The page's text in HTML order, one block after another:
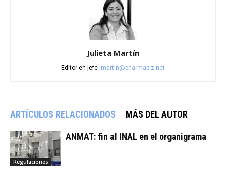
Julieta Martín
Editor en jefe jmartin@pharmabiz.net
ARTÍCULOS RELACIONADOS MÁS DEL AUTOR
Regulaciones
ANMAT: fin al INAL en el organigrama